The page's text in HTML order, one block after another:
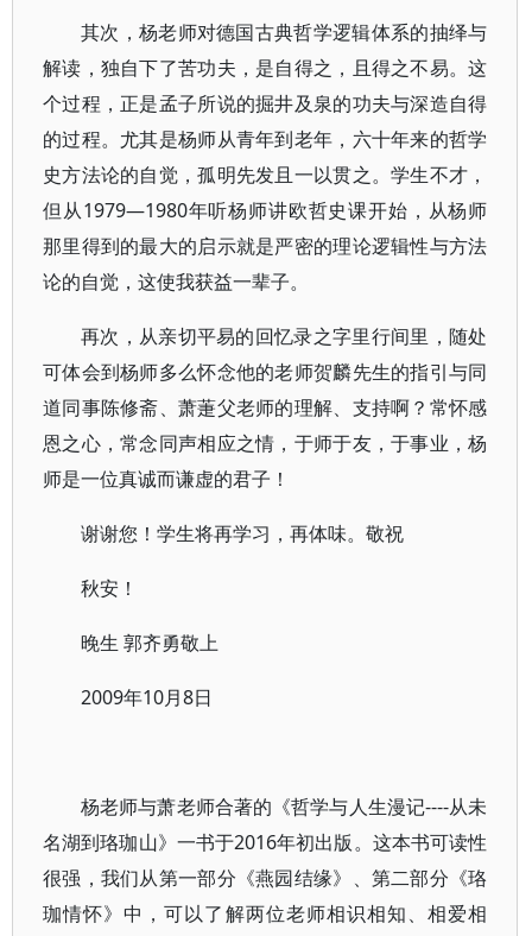
其次，杨老师对德国古典哲学逻辑体系的抽绎与
解读，独自下了苦功夫，是自得之，且得之不易。这
个过程，正是孟子所说的掘井及泉的功夫与深造自得
的过程。尤其是杨师从青年到老年，六十年来的哲学
史方法论的自觉，孤明先发且一以贯之。学生不才，
但从1979—1980年听杨师讲欧哲史课开始，从杨师
那里得到的最大的启示就是严密的理论逻辑性与方法
论的自觉，这使我获益一辈子。
再次，从亲切平易的回忆录之字里行间里，随处
可体会到杨师多么怀念他的老师贺麟先生的指引与同
道同事陈修斋、萧萐父老师的理解、支持啊？常怀感
恩之心，常念同声相应之情，于师于友，于事业，杨
师是一位真诚而谦虚的君子！
谢谢您！学生将再学习，再体味。敬祝
秋安！
晚生 郭齐勇敬上
2009年10月8日
杨老师与萧老师合著的《哲学与人生漫记----从未
名湖到珞珈山》一书于2016年初出版。这本书可读性
很强，我们从第一部分《燕园结缘》、第二部分《珞
珈情怀》中，可以了解两位老师相识相知、相爱相